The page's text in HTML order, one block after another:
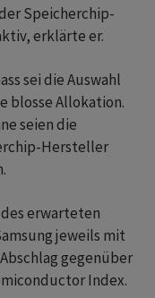
Speicherchip-
erklärte er.
sei die Auswahl
blosse Allokation.
seien die
Hersteller
erwarteten
jeweils mit
gegenüber
Index.